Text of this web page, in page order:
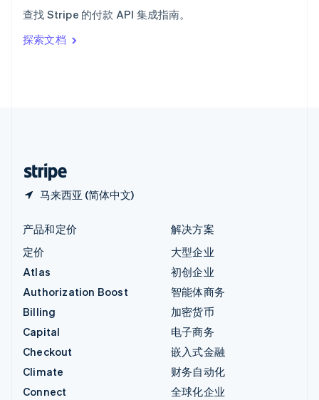
查找 Stripe 的付款 API 集成指南。
探索文档
马来西亚 (简体中文)
ItalianoEnglish
印度
English
产品和定价
定价
Atlas
Authorization Boost
Billing
Capital
Checkout
Climate
Connect
解决方案
大型企业
初创企业
智能体商务
加密货币
电子商务
嵌入式金融
财务自动化
全球化企业